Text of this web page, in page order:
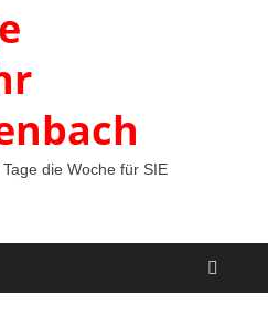
die Woche für SIE